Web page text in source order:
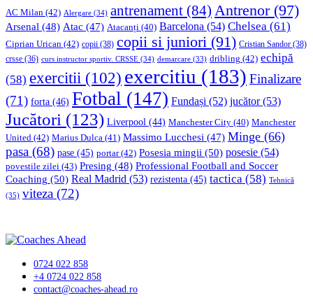
AC Milan (42) Alergare (34) antrenament (84) Antrenor(97)
Arsenal (48) Atac (47) Atacanți (40) Barcelona (54) Chelsea (61)
Ciprian Urican (42) copii (38) copii si juniori (91) Cristian Sandor (38)
crsse (36) curs instructor sportiv. CRSSE (34) demarcare (33) dribling (42) echipă
(58) exercitii (102) exercitiu (183) Finalizare
(71) forta (46) Fotbal (147) Fundași (52) jucător(53)
Jucători (123) Liverpool (44) Manchester City (40) Manchester
United (42) Marius Dulca (41) Massimo Lucchesi (47) Minge (66)
pasa (68) pase (45) portar(42) Posesia mingii (50) posesie (54)
povestile zilei (43) Presing (48) Professional Football and Soccer
Coaching (50) Real Madrid (53) rezistenta (45) tactica (58) Tehnică
(35) viteza (72)
0724 022 858
+4 0724 022 858
contact@coaches-ahead.ro